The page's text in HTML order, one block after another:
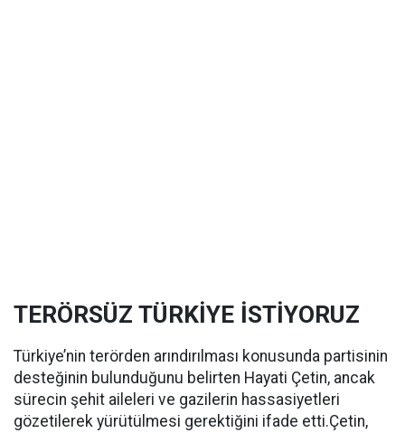
TERÖRSÜZ TÜRKİYE İSTİYORUZ
Türkiye’nin terörden arındırılması konusunda partisinin
desteğinin bulunduğunu belirten Hayati Çetin, ancak
sürecin şehit aileleri ve gazilerin hassasiyetleri
gözetilerek yürütülmesi gerektiğini ifade etti.Çetin,